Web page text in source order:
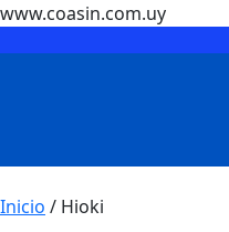
www.coasin.com.uy
Inicio / Hioki